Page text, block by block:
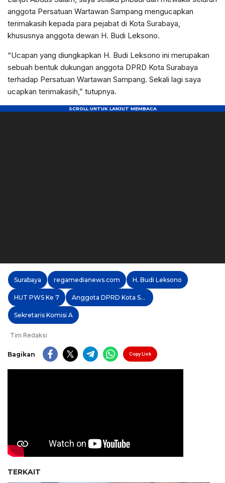
anggota Persatuan Wartawan Sampang mengucapkan
terimakasih kepada para pejabat di Kota Surabaya,
khususnya anggota dewan H. Budi Leksono.
“Ucapan yang diungkapkan H. Budi Leksono ini merupakan
sebuah bentuk dukungan anggota DPRD Kota Surabaya
terhadap Persatuan Wartawan Sampang. Sekali lagi saya
ucapkan terimakasih,” tutupnya.
Surabaya regamedianews.com H. Budi Leksono
HUT PWS Ke 7 Anggota DPRD Kota Surabaya
Sekretaris Komisi A
Tim Redaksi
Bagikan Copy Link
TERKAIT